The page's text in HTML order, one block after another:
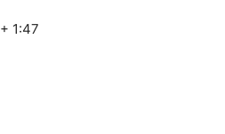
1:47